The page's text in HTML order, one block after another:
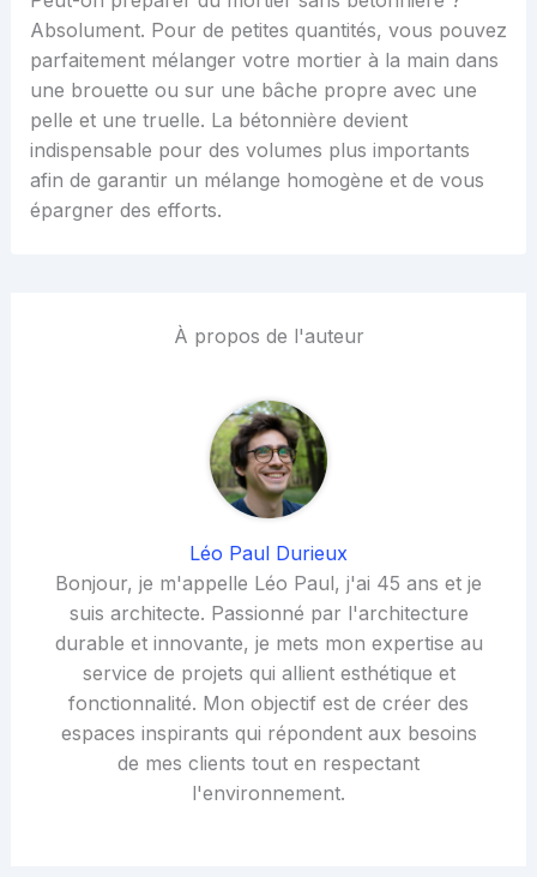
Absolument. Pour de petites quantités, vous pouvez
parfaitement mélanger votre mortier à la main dans
une brouette ou sur une bâche propre avec une
pelle et une truelle. La bétonnière devient
indispensable pour des volumes plus importants
afin de garantir un mélange homogène et de vous
épargner des efforts.
À propos de l'auteur
Léo Paul Durieux
Bonjour, je m'appelle Léo Paul, j'ai 45 ans et je
suis architecte. Passionné par l'architecture
durable et innovante, je mets mon expertise au
service de projets qui allient esthétique et
fonctionnalité. Mon objectif est de créer des
espaces inspirants qui répondent aux besoins
de mes clients tout en respectant
l'environnement.